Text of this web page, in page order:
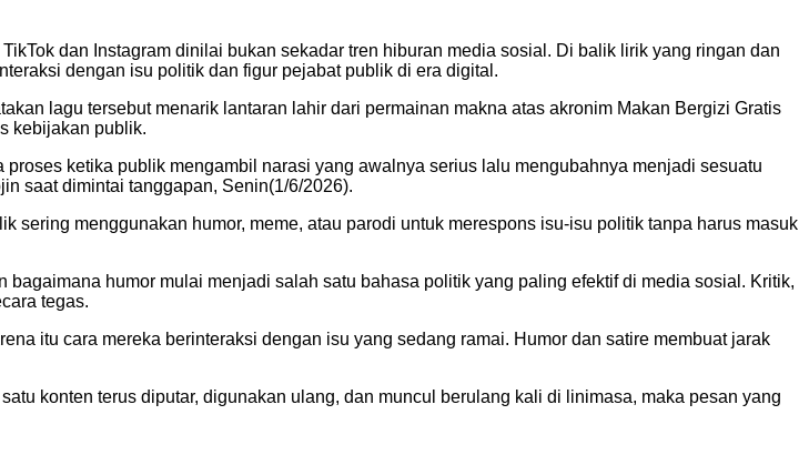
dan Instagram dinilai bukan sekadar tren hiburan media sosial. Di balik lirik yang ringan dan
dengan isu politik dan figur pejabat publik di era digital.
lagu tersebut menarik lantaran lahir dari permainan makna atas akronim Makan Bergizi Gratis
kebijakan publik.
ketika publik mengambil narasi yang awalnya serius lalu mengubahnya menjadi sesuatu
saat dimintai tanggapan, Senin(1/6/2026).
menggunakan humor, meme, atau parodi untuk merespons isu-isu politik tanpa harus masuk
humor mulai menjadi salah satu bahasa politik yang paling efektif di media sosial. Kritik,
tegas.
itu cara mereka berinteraksi dengan isu yang sedang ramai. Humor dan satire membuat jarak
konten terus diputar, digunakan ulang, dan muncul berulang kali di linimasa, maka pesan yang